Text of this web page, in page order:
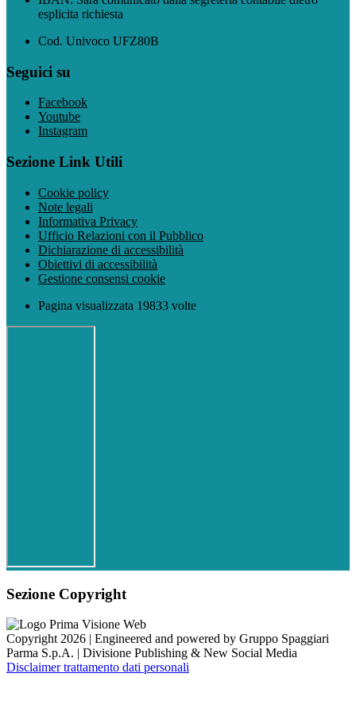
esplicita richiesta
Cod. Univoco UFZ80B
Seguici su
Facebook
Youtube
Instagram
Sezione Link Utili
Cookie policy
Note legali
Informativa Privacy
Ufficio Relazioni con il Pubblico
Dichiarazione di accessibilità
Obiettivi di accessibilità
Gestione consensi cookie
Pagina visualizzata 19833 volte
Sezione Copyright
Copyright 2026 | Engineered and powered by Gruppo Spaggiari
Parma S.p.A. | Divisione Publishing & New Social Media
Disclaimer trattamento dati personali